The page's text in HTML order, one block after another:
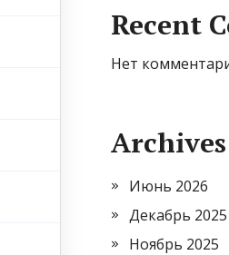
Recent
Нет
Archives
Июнь 2026
Декабрь 2025
Ноябрь 2025